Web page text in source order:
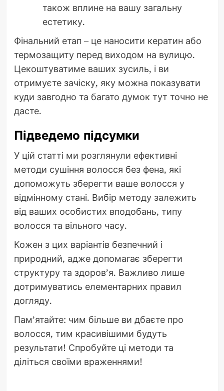
також вплине на вашу загальну
естетику.
Фінальний етап – це наносити кератин або
термозащиту перед виходом на вулицю.
Цекоштуватиме ваших зусиль, і ви
отримуєте зачіску, яку можна показувати
куди завгодно та багато думок тут точно не
дасте.
Підведемо підсумки
У цій статті ми розглянули ефективні
методи сушіння волосся без фена, які
допоможуть зберегти ваше волосся у
відмінному стані. Вибір методу залежить
від ваших особистих вподобань, типу
волосся та вільного часу.
Кожен з цих варіантів безпечний і
природний, адже допомагає зберегти
структуру та здоров’я. Важливо лише
дотримуватись елементарних правил
догляду.
Пам’ятайте: чим більше ви дбаєте про
волосся, тим красивішими будуть
результати! Спробуйте ці методи та
діліться своїми враженнями!